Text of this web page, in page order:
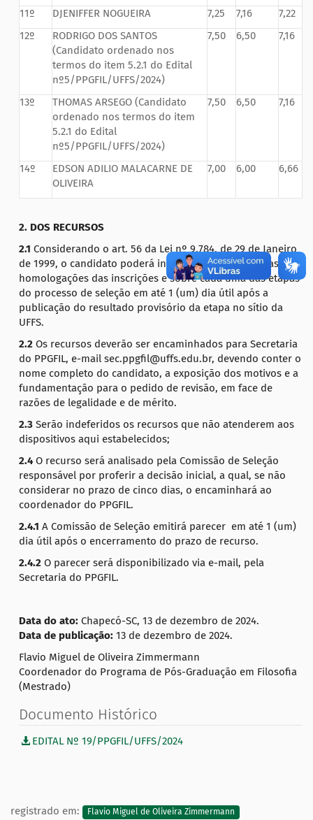
11º
DJENIFFER NOGUEIRA 7,25 7,16
7,22
12º
RODRIGO DOS SANTOS
(Candidato ordenado nos
termos do item 5.2.1 do Edital
nº5/PPGFIL/UFFS/2024)
7,50 6,50 7,16
13º THOMAS ARSEGO (Candidato
ordenado nos termos do item
5.2.1 do Edital
nº5/PPGFIL/UFFS/2024)
7,50 6,50 7,16
14º
EDSON ADILIO MALACARNE DE
OLIVEIRA
7,00 6,00 6,66
2. DOS RECURSOS
2.1 Considerando o art. 56 da Lei nº 9.784, de 29 de Janeiro
de 1999, o candidato poderá interpor recurso sobre as
homologações das inscrições e sobre cada uma das etapas
do processo de seleção em até 1 (um) dia útil após a
publicação do resultado provisório da etapa no sítio da
UFFS.
2.2 Os recursos deverão ser encaminhados para Secretaria
do PPGFIL, e-mail sec.ppgfil@uffs.edu.br, devendo conter o
nome completo do candidato, a exposição dos motivos e a
fundamentação para o pedido de revisão, em face de
razões de legalidade e de mérito.
2.3 Serão indeferidos os recursos que não atenderem aos
dispositivos aqui estabelecidos;
2.4O recurso será analisado pela Comissão de Seleção
responsável por proferir a decisão inicial, a qual, se não
considerar no prazo de cinco dias, o encaminhará ao
coordenador do PPGFIL.
2.4.1 A Comissão de Seleção emitirá parecer em até 1 (um)
dia útil após o encerramento do prazo de recurso.
2.4.2 O parecer será disponibilizado via e-mail, pela
Secretaria do PPGFIL.
Data do ato: Chapecó-SC, 13 de dezembro de 2024.
Data de publicação: 13 de dezembro de 2024.
Flavio Miguel de Oliveira Zimmermann
Coordenador do Programa de Pós-Graduação em Filosofia
(Mestrado)
Documento Histórico
EDITAL Nº 19/PPGFIL/UFFS/2024
registrado em: Flavio Miguel de Oliveira Zimmermann